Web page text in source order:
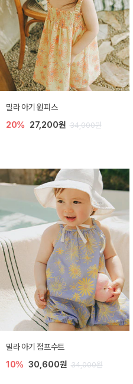
밀라 아기 원피스
20% 27,200원 34,000원
밀라 아기 점프수트
10% 30,600원 34,000원